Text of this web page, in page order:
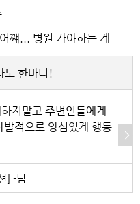
가 23일이네요. 비좀
식이 없더라구요. 내일
다 일기예보서 그러
. 에어컨 없는집 어찌사
전기나가고 물도안나
는 그래서 저는 싫어요.
람나오는 팬달린 조
되겠지요 태풍이라도
살다가 태풍기다리
병도 재발이 잦은편
분 술 좋아하시나요
인데 저의 아버지가
쨰... 병원 가야하는 게
도 한마디!
지말고 주변인들에게
적으로 양심있게 행동
] -님